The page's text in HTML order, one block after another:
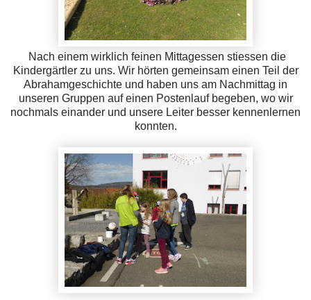
Nach einem wirklich feinen Mittagessen stiessen die
Kindergärtler zu uns. Wir hörten gemeinsam einen Teil der
Abrahamgeschichte und haben uns am Nachmittag in
unseren Gruppen auf einen Postenlauf begeben, wo wir
nochmals einander und unsere Leiter besser kennenlernen
konnten.